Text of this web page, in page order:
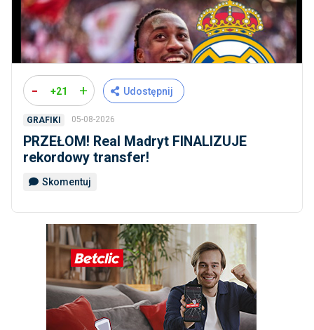
- +21 + Udostępnij
GRAFIKI 05-08-2026
PRZEŁOM! Real Madryt FINALIZUJE
rekordowy transfer!
Skomentuj